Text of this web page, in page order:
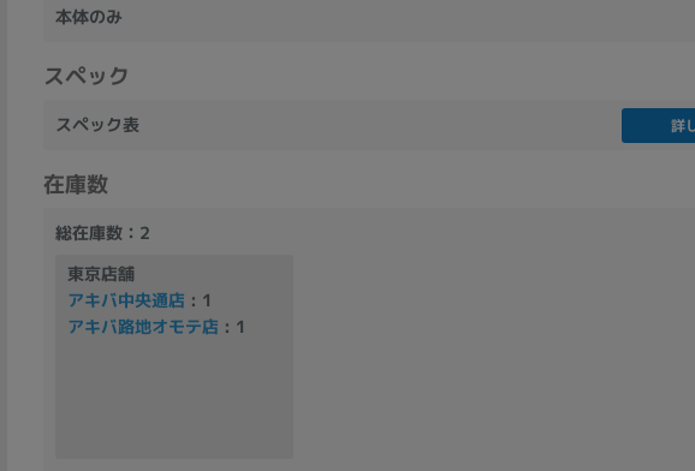
本体のみ
スペック
スペック表 詳
在庫数
総在庫数：2
東京店舗
アキバ中央通店 : 1
アキバ路地オモテ店 : 1